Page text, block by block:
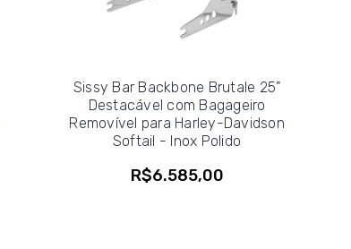
Sissy Bar Backbone Brutale 25"
Destacável com Bagageiro
Removível para Harley-Davidson
Softail - Inox Polido
R$6.585,00